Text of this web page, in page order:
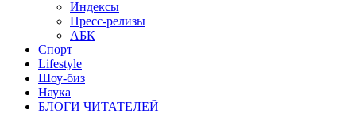
Индексы
Пресс-релизы
АБК
Спорт
Lifestyle
Шоу-биз
Наука
БЛОГИ ЧИТАТЕЛЕЙ